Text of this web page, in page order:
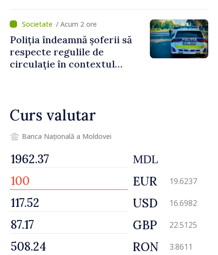
/ Acum 2 ore
Poliția îndeamnă șoferii să
respecte regulile de
circulație în contextul
Curs valutar
Banca Națională a Moldovei
MDL
EUR 19.6237
USD 16.6982
GBP 22.5125
RON 3.8611